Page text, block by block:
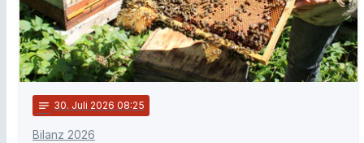
notes 30. Juli 2026 08:25
Bilanz 2026